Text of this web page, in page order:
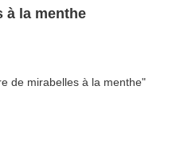
à la menthe